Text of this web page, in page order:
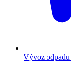
Vývoz odpadu